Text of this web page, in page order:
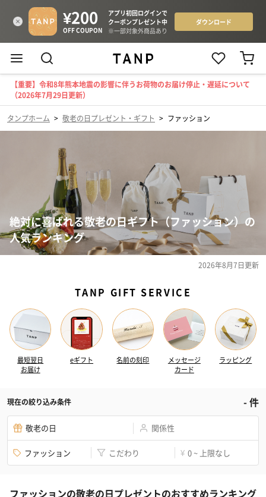
【重要】令和8年熊本地震の影響に伴うお荷物のお届け停止・遅延について
（2026年7月29日更新）
タンプホーム > 敬老の日プレゼント・ギフト > ファッション
絶対に喜ばれる敬老の日ギフト（ファッション）の
人気ランキング
2026年8月7日更新
TANP GIFT SERVICE
最短翌日
お届け
eギフト 名前の刻印
メッセージ
カード
ラッピング
現在の絞り込み条件 -件
敬老の日 関係性
ファッション こだわり ¥ 0 ~ 上限なし
ファッションの敬老の日プレゼントのおすすめランキング